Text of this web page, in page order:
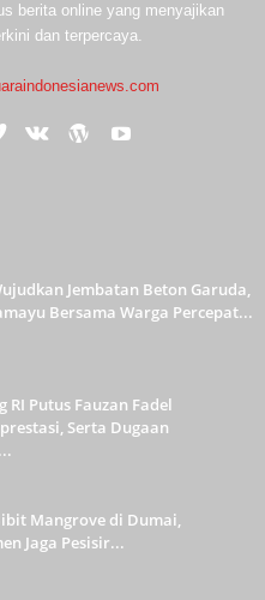
berita online yang menyajikan
dan terpercaya.
Jembatan Beton Garuda,
Bersama Warga Percepat...
RI Putus Fauzan Fadel
Serta Dugaan
Mangrove di Dumai,
Jaga Pesisir...